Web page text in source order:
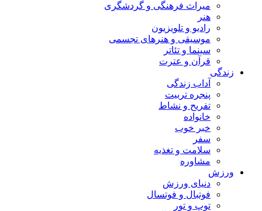
میراث فرهنگی و گردشگری
هنر
رادیو و تلویزیون
موسیقی و هنرهای تجسمی
سینما و تئاتر
قرآن و عترت
زندگی
آداب زندگی
پنجره تربیت
تفریح و نشاط
خانواده
خبر خوب
سفر
سلامت و تغذیه
مشاوره
ورزش
دنیای ورزش
فوتبال و فوتسال
توپ و تور